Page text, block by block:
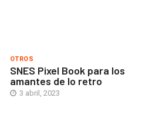
OTROS
SNES Pixel Book para los
amantes de lo retro
3 abril, 2023